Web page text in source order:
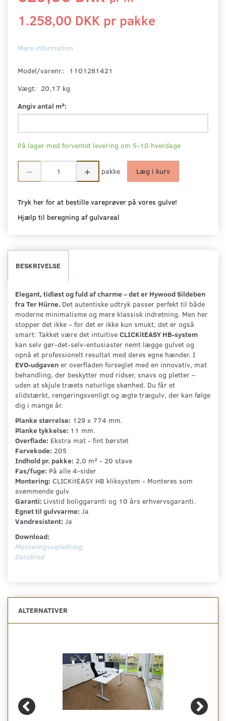
1.258,00 DKK pr pakke
Mere information
Model/varenr.:
1101281421
Vægt: 20,17 kg
Angiv antal m²:
På lager med forventet levering om 5-10 hverdage
pakke Læg i kurv
Tryk her for at bestille vareprøver på vores gulve!
Hjælp til beregning af gulvareal
BESKRIVELSE
Elegant, tidløst og fuld af charme – det er Hywood Sildeben
fra Ter Hürne. Det autentiske udtryk passer perfekt til både
moderne minimalisme og mere klassisk indretning. Men her
stopper det ikke – for det er ikke kun smukt, det er også
smart: Takket være det intuitive CLICKitEASY HB-system
kan selv gør-det-selv-entusiaster nemt lægge gulvet og
opnå et professionelt resultat med deres egne hænder. I
EVO-udgaven er overfladen forseglet med en innovativ, mat
behandling, der beskytter mod ridser, snavs og pletter –
uden at skjule træets naturlige skønhed. Du får et
slidstærkt, rengøringsvenligt og ægte trægulv, der kan følge
dig i mange år.
Planke størrelse: 129 x 774 mm.
Planke tykkelse: 11 mm.
Overflade: Ekstra mat - fint børstet
Farvekode: 205
Indhold pr. pakke: 2,0 m² - 20 stave
Fas/fuge: På alle 4-sider
Montering: CLICKitEASY HB kliksystem - Monteres som
svømmende gulv
Garanti: Livstid boliggaranti og 10 års erhvervsgaranti.
Egnet til gulvvarme: Ja
Vandresistent: Ja
Download:
Monteringsvejledning
Datablad
ALTERNATIVER